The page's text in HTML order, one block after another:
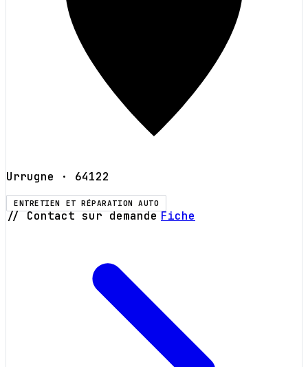
Urrugne · 64122
ENTRETIEN ET RÉPARATION AUTO
// Contact sur demande Fiche